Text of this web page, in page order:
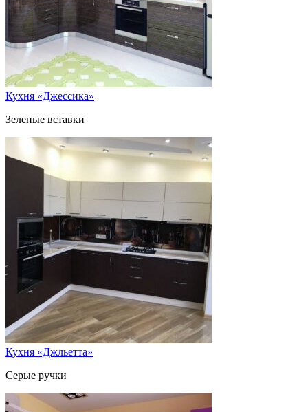
Кухня «Джессика»
Зеленые вставки
Кухня «Джльетта»
Серые ручки